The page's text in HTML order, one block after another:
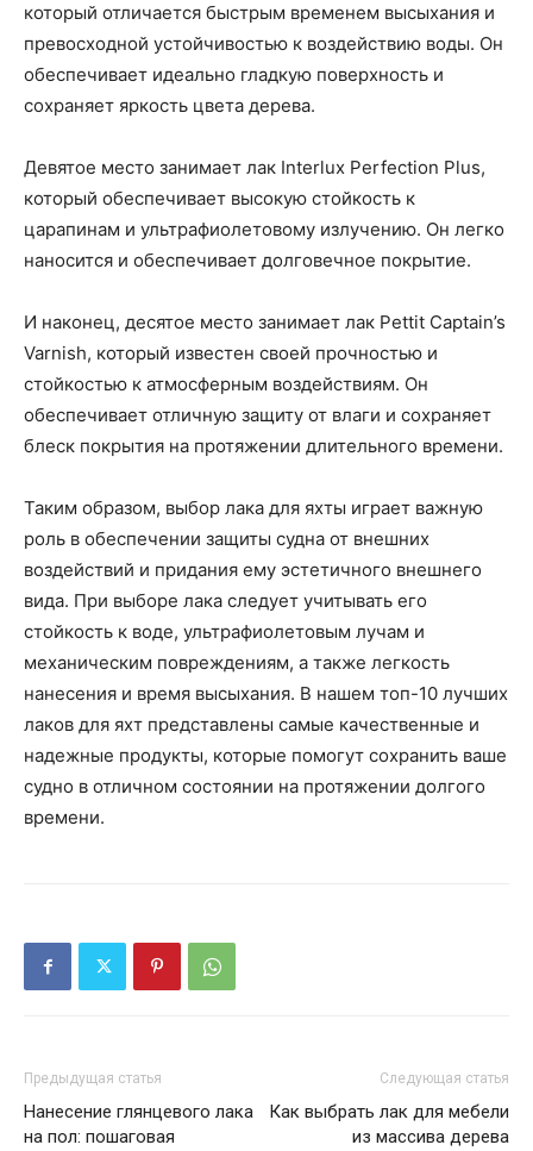
который отличается быстрым временем высыхания и
превосходной устойчивостью к воздействию воды. Он
обеспечивает идеально гладкую поверхность и
сохраняет яркость цвета дерева.
Девятое место занимает лак Interlux Perfection Plus,
который обеспечивает высокую стойкость к
царапинам и ультрафиолетовому излучению. Он легко
наносится и обеспечивает долговечное покрытие.
И наконец, десятое место занимает лак Pettit Captain’s
Varnish, который известен своей прочностью и
стойкостью к атмосферным воздействиям. Он
обеспечивает отличную защиту от влаги и сохраняет
блеск покрытия на протяжении длительного времени.
Таким образом, выбор лака для яхты играет важную
роль в обеспечении защиты судна от внешних
воздействий и придания ему эстетичного внешнего
вида. При выборе лака следует учитывать его
стойкость к воде, ультрафиолетовым лучам и
механическим повреждениям, а также легкость
нанесения и время высыхания. В нашем топ-10 лучших
лаков для яхт представлены самые качественные и
надежные продукты, которые помогут сохранить ваше
судно в отличном состоянии на протяжении долгого
времени.
Предыдущая статья
Нанесение глянцевого лака
на пол: пошаговая
Следующая статья
Как выбрать лак для мебели
из массива дерева